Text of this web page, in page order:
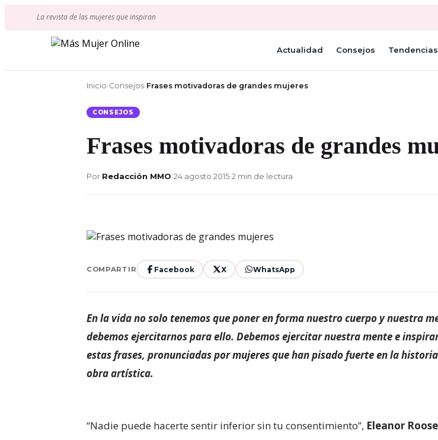
contenido
La revista de las mujeres que inspiran
Actualidad Consejos Tendencias
Inicio›Consejos›Frases motivadoras de grandes mujeres
CONSEJOS
Frases motivadoras de grandes
Por Redacción MMO•24 agosto 2015•2 min de lectura
COMPARTIR Facebook X WhatsApp
En la vida no solo tenemos que poner en forma nuestro cuerpo y nuestra
debemos ejercitarnos para ello. Debemos ejercitar nuestra mente e
estas frases, pronunciadas por mujeres que han pisado fuerte en la
obra artística.
“Nadie puede hacerte sentir inferior sin tu consentimiento”, Eleanor